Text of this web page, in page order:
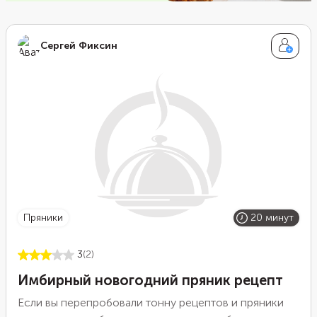
Сергей Фиксин
пряники 20 минут
3(2)
Имбирный новогодний пряник рецепт
Если вы перепробовали тонну рецептов и пряники